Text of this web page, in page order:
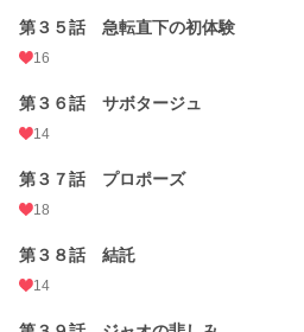
第３５話 急転直下の初体験
16
第３６話 サボタージュ
14
第３７話 プロポーズ
18
第３８話 結託
14